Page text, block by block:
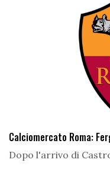
Calciomercato Roma:
Dopo l'arrivo di